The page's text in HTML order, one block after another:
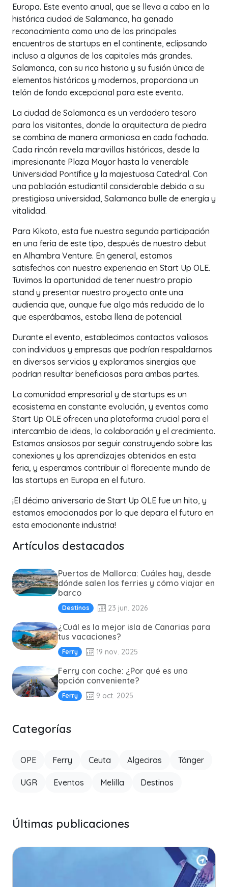
Europa. Este evento anual, que se lleva a cabo en la
histórica ciudad de Salamanca, ha ganado
reconocimiento como uno de los principales
encuentros de startups en el continente, eclipsando
incluso a algunas de las capitales más grandes.
Salamanca, con su rica historia y su fusión única de
elementos históricos y modernos, proporciona un
telón de fondo excepcional para este evento.
La ciudad de Salamanca es un verdadero tesoro
para los visitantes, donde la arquitectura de piedra
se combina de manera armoniosa en cada fachada.
Cada rincón revela maravillas históricas, desde la
impresionante Plaza Mayor hasta la venerable
Universidad Pontífice y la majestuosa Catedral. Con
una población estudiantil considerable debido a su
prestigiosa universidad, Salamanca bulle de energía y
vitalidad.
Para Kikoto, esta fue nuestra segunda participación
en una feria de este tipo, después de nuestro debut
en Alhambra Venture. En general, estamos
satisfechos con nuestra experiencia en Start Up OLE.
Tuvimos la oportunidad de tener nuestro propio
stand y presentar nuestro proyecto ante una
audiencia que, aunque fue algo más reducida de lo
que esperábamos, estaba llena de potencial.
Durante el evento, establecimos contactos valiosos
con individuos y empresas que podrían respaldarnos
en diversos servicios y exploramos sinergias que
podrían resultar beneficiosas para ambas partes.
La comunidad empresarial y de startups es un
ecosistema en constante evolución, y eventos como
Start Up OLE ofrecen una plataforma crucial para el
intercambio de ideas, la colaboración y el crecimiento.
Estamos ansiosos por seguir construyendo sobre las
conexiones y los aprendizajes obtenidos en esta
feria, y esperamos contribuir al floreciente mundo de
las startups en Europa en el futuro.
¡El décimo aniversario de Start Up OLE fue un hito, y
estamos emocionados por lo que depara el futuro en
esta emocionante industria!
Artículos destacados
Puertos de Mallorca: Cuáles hay, desde
dónde salen los ferries y cómo viajar en
barco
Destinos 23 jun. 2026
¿Cuál es la mejor isla de Canarias para
tus vacaciones?
Ferry 19 nov. 2025
Ferry con coche: ¿Por qué es una
opción conveniente?
Ferry 9 oct. 2025
Categorías
OPE Ferry Ceuta Algeciras Tánger
UGR Eventos Melilla Destinos
Últimas publicaciones